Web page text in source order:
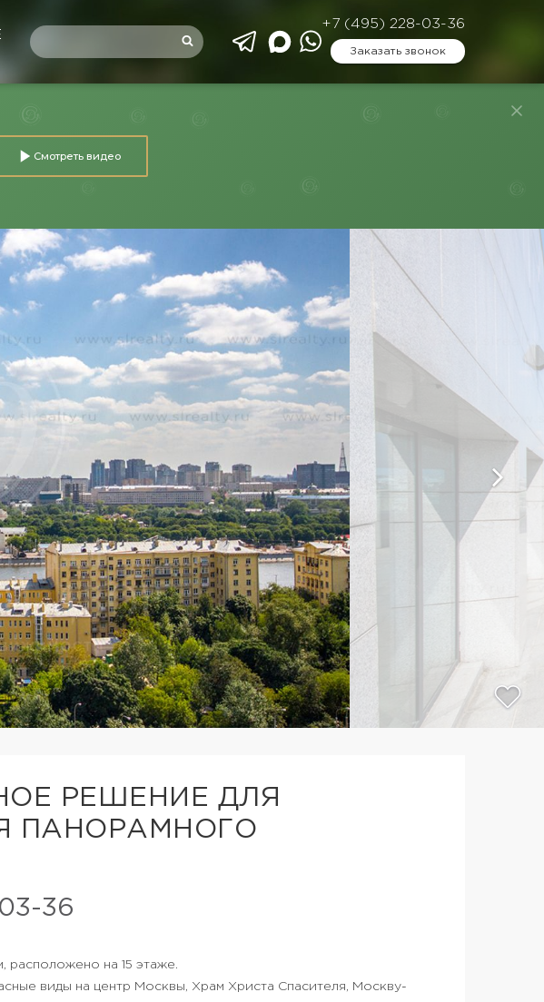
+7 (495) 228-03-36
Заказать звонок
Смотреть видео
РЕШЕНИЕ ДЛЯ
ПАНОРАМНОГО
36
на 15 этаже.
виды на центр Москвы, Храм Христа Спасителя, Москву-